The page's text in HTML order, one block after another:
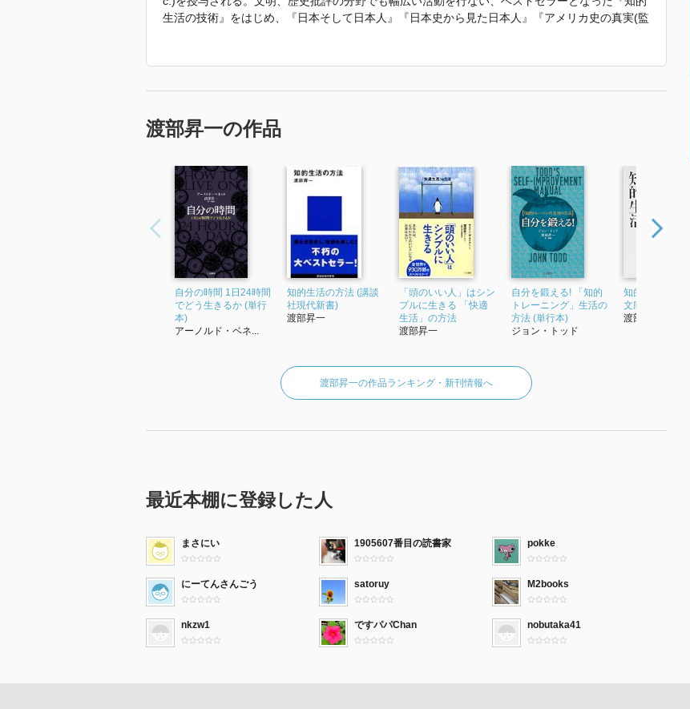
生活の技術』をはじめ、『日本そして日本人』『日本史から見た日本人』『アメリカ史の真実(監
「2022年 『60歳からの人生を楽しむ技術〈新装版〉』 で使われていた紹介文から引用していま
渡部昇一の作品
自分の時間 1日24時間
でどう生きるか (単行
本)
アーノルド・ベネ...
知的生活の方法 (講談
社現代新書)
渡部昇一
「頭のいい人」はシン
プルに生きる 「快適
生活」の方法
渡部昇一
自分を鍛える! 「知的
トレーニング」生活の
方法 (単行本)
ジョン・トッド
知的生活 (講談
文庫)
渡部昇一
渡部昇一の作品ランキング・新刊情報へ
最近本棚に登録した人
まさにい 1905607番目の読書家 pokke
にーてんさんごう satoruy M2books
nkzw1 ですパパChan nobutaka41